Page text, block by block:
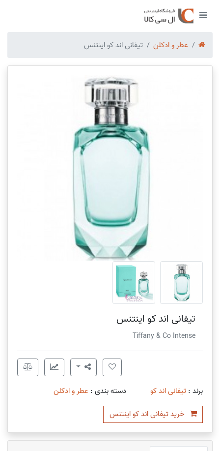
عطر و ادکلن تیفانی اند کو اینتنس
تیفانی اند کو اینتنس
Tiffany & Co Intense
برند : تیفانی اند کو دسته بندی : عطر و ادکلن
خرید تیفانی اند کو اینتنس